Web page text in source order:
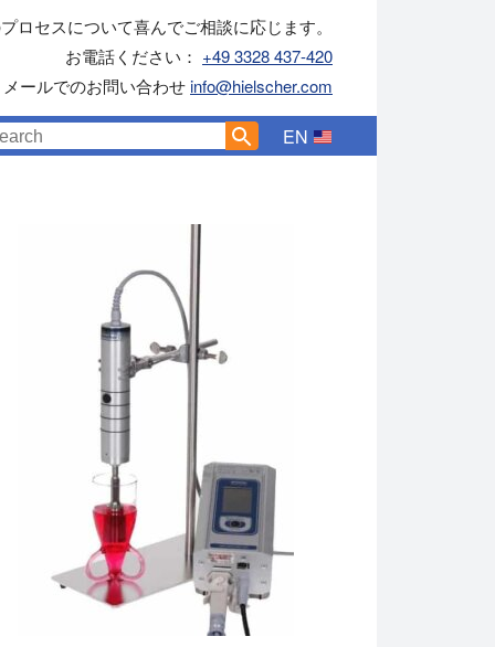
ロセスについて喜んでご相談に応じます。
お電話ください： +49 3328 437-420
メールでのお問い合わせinfo@hielscher.com
EN